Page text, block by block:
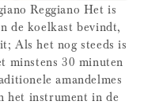
Reggiano Het is
de koelkast bevindt,
Als het nog steeds is
minstens 30 minuten
amandelmes
het instrument in de